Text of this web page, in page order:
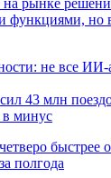
на рынке
функциями, но
43 млн
в минус
быстрее
полгода